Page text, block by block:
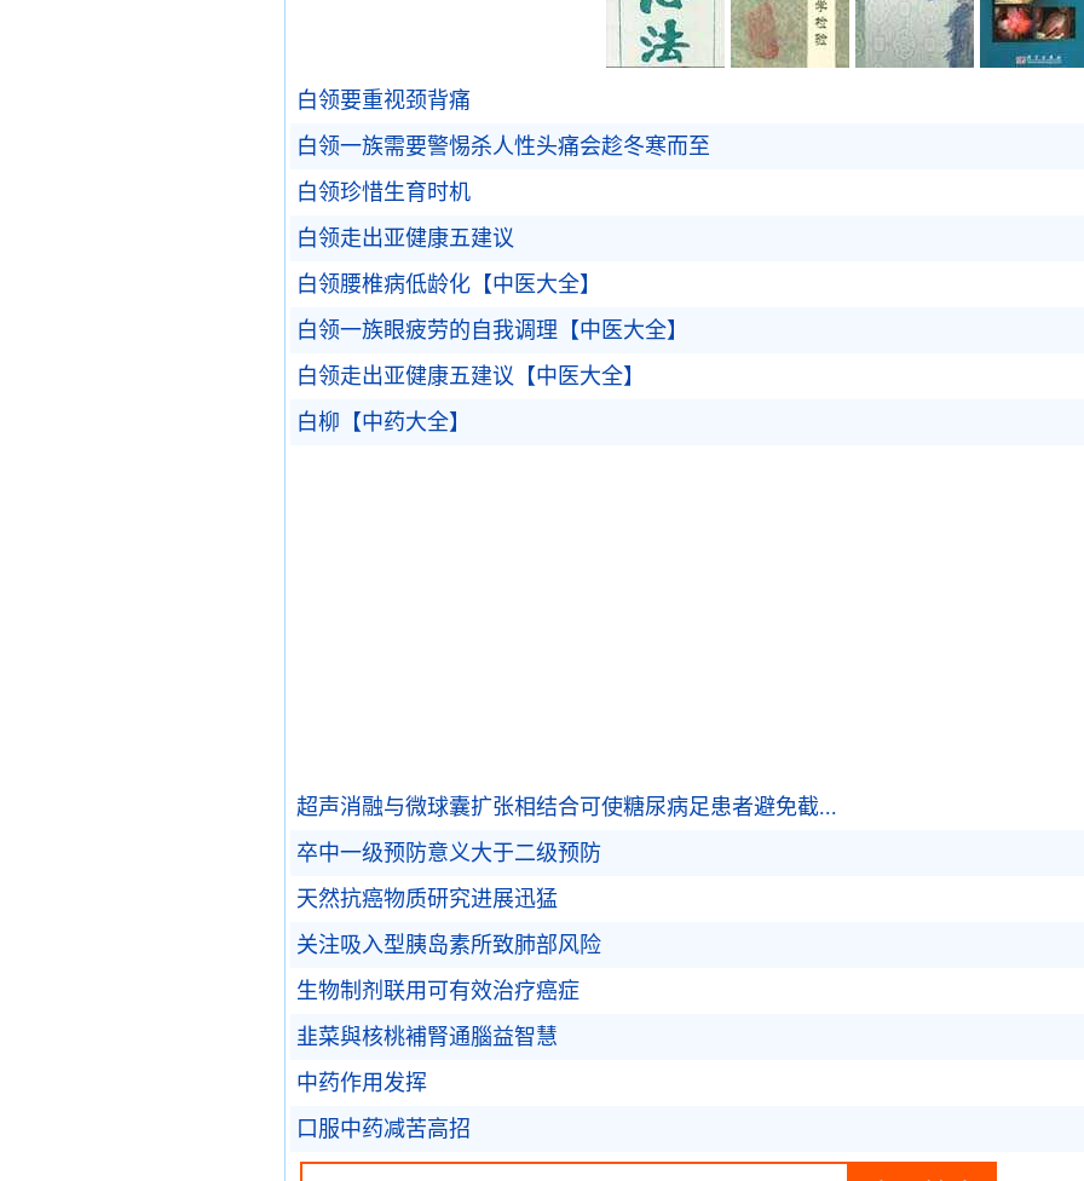
白领要重视颈背痛
白领一族需要警惕杀人性头痛会趁冬寒而至
白领珍惜生育时机
白领走出亚健康五建议
白领腰椎病低龄化【中医大全】
白领一族眼疲劳的自我调理【中医大全】
白领走出亚健康五建议【中医大全】
白柳【中药大全】
超声消融与微球囊扩张相结合可使糖尿病足患者避免截...
卒中一级预防意义大于二级预防
天然抗癌物质研究进展迅猛
关注吸入型胰岛素所致肺部风险
生物制剂联用可有效治疗癌症
韭菜與核桃補腎通腦益智慧
中药作用发挥
口服中药减苦高招